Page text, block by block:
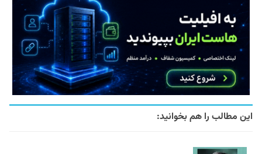
این مطالب را هم بخوانید: